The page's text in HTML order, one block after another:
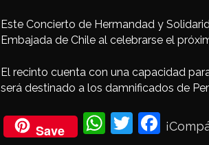
Este Concierto de Hermandad y
Embajada de Chile al celebrarse el
El recinto cuenta con una capacidad
será destinado a los damnificados de
Save
Wh
Twi
Fac